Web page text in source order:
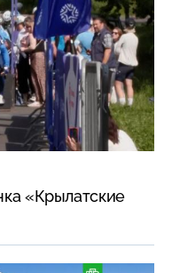
«Крылатские